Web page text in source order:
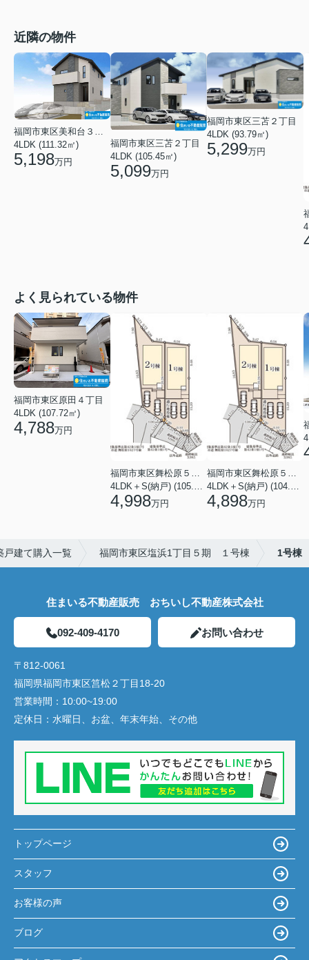
近隣の物件
福岡市東区美和台３丁目
4LDK (111.32㎡)
5,198万円
福岡市東区三苫２丁目
4LDK (105.45㎡)
5,099万円
福岡市東区三苫２丁目
4LDK (93.79㎡)
5,299万円
よく見られている物件
福岡市東区原田４丁目
4LDK (107.72㎡)
4,788万円
福岡市東区舞松原５丁目
4LDK＋S(納戸) (105.70㎡)
4,998万円
福岡市東区舞松原５丁目
4LDK＋S(納戸) (104.08㎡)
4,898万円
戸建て購入一覧 福岡市東区塩浜1丁目５期 １号棟 1号棟
住まいる不動産販売 おちいし不動産株式会社
092-409-4170 お問い合わせ
〒812-0061
福岡県福岡市東区筥松２丁目18-20
営業時間： 10:00~19:00
定休日： 水曜日、お盆、年末年始、その他
トップページ
スタッフ
お客様の声
ブログ